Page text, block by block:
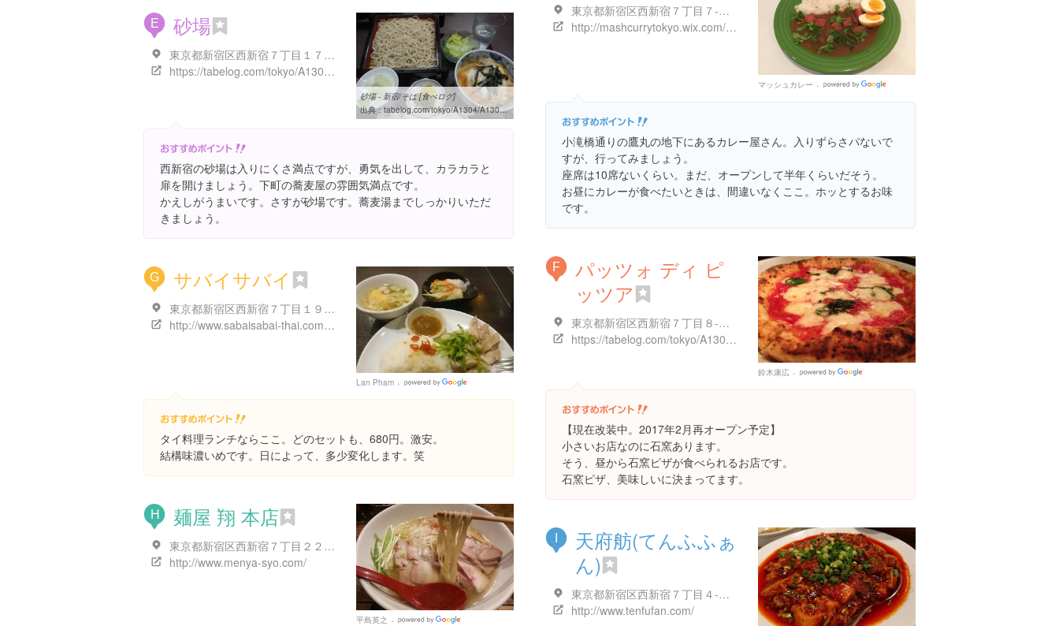
東京都新宿区西新宿７丁目７-２４ GSプラザ新宿
http://mashcurrytokyo.wix.com/mysite
マッシュカレー
Places
小滝橋通りの鷹丸の地下にあるカレー屋さん。入りずらさパないで
すが、行ってみましょう。
座席は10席ないくらい。まだ、オープンして半年くらいだそう。
お昼にカレーが食べたいときは、間違いなくここ。ホッとするお味
です。
E 砂場
東京都新宿区西新宿７丁目１７-１１
https://tabelog.com/tokyo/A1304/A130401/13058400/
砂場 - 新宿/そば [食べログ]
出典： tabelog.com/tokyo/A1304/A130401/13058400
西新宿の砂場は入りにくさ満点ですが、勇気を出して、カラカラと
扉を開けましょう。下町の蕎麦屋の雰囲気満点です。
かえしがうまいです。さすが砂場です。蕎麦湯までしっかりいただ
きましょう。
F
パッツォ ディ ピ
ッツア
東京都新宿区西新宿７丁目８-１１ 中川ビル １Ｆ
https://tabelog.com/tokyo/A1304/A130401/13096881/
鈴木康広
Places
【現在改装中。2017年2月再オープン予定】
小さいお店なのに石窯あります。
そう、昼から石窯ピザが食べられるお店です。
石窯ピザ、美味しいに決まってます。
G サバイサバイ
東京都新宿区西新宿７丁目１９-１８ セードル 新宿ハイツ 104A号室
http://www.sabaisabai-thai.com/menu.html
Lan Pham
Places
タイ料理ランチならここ。どのセットも、680円。激安。
結構味濃いめです。日によって、多少変化します。笑
H 麺屋 翔 本店
東京都新宿区西新宿７丁目２２-３４
http://www.menya-syo.com/
平島英之
天府舫(てんふふぁ
ん)
東京都新宿区西新宿７丁目４-９ 盛和ビル １F
http://www.tenfufan.com/